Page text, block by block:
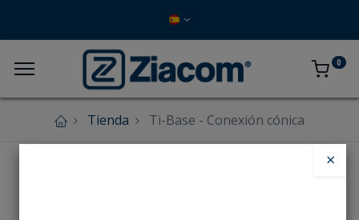
0
Tienda Ti-Base - Conexión cónica
×